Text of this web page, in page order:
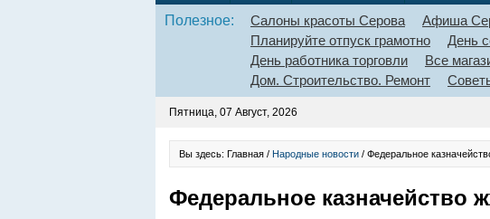
Полезное: Салоны красоты Серова Афиша
Планируйте отпуск грамотно
День
День работника торговли
Все
Дом. Строительство. Ремонт
Пятница, 07 Август, 2026
Вы здесь: Главная / Народные новости / Федеральное
Федеральное казначейство